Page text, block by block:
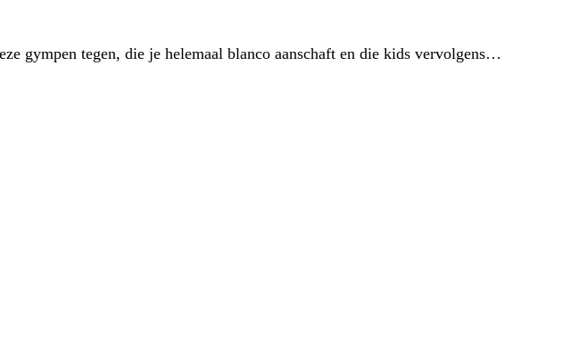
gympen tegen, die je helemaal blanco aanschaft en die kids vervolgens…